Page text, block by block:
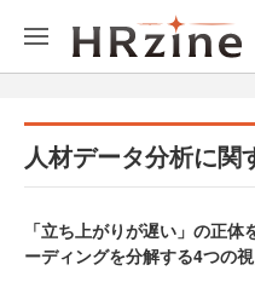
人材データ分析に関
「立ち上がりが遅い」の正
ーディングを分解する4つの